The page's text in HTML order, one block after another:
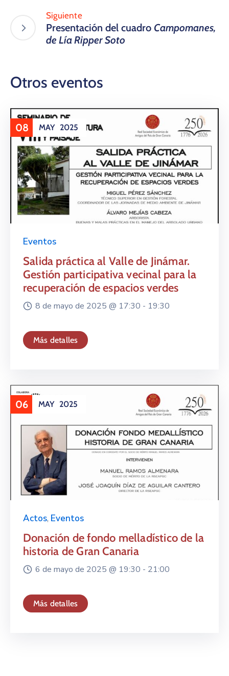
Siguiente
Presentación del cuadro Campomanes,
de Lía Ripper Soto
Otros eventos
08 MAY 2025
Eventos
Salida práctica al Valle de Jinámar.
Gestión participativa vecinal para la
recuperación de espacios verdes
8 de mayo de 2025 @ 17:30 - 19:30
Más detalles
06 MAY 2025
Actos, Eventos
Donación de fondo melladístico de la
historia de Gran Canaria
6 de mayo de 2025 @ 19:30 - 21:00
Más detalles